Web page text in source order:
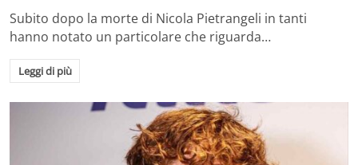
Subito dopo la morte di Nicola Pietrangeli in tanti
hanno notato un particolare che riguarda…
Leggi di più